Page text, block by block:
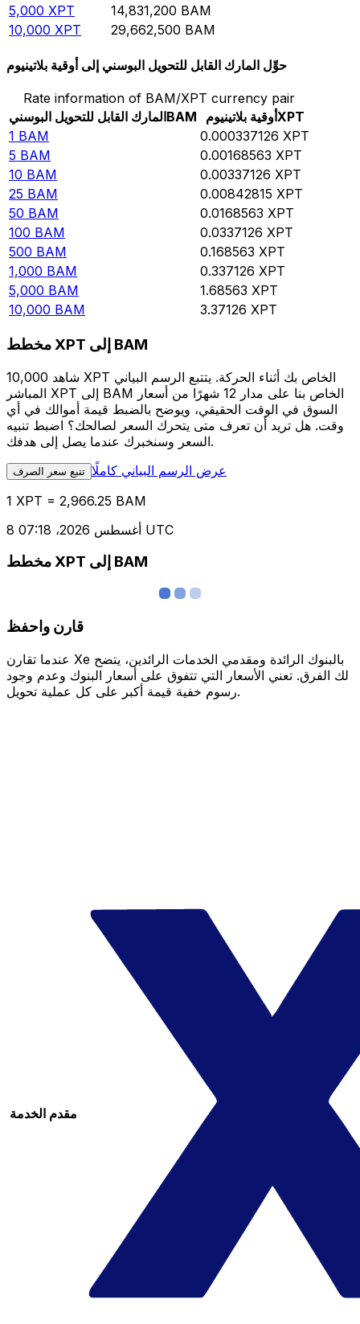
5,000 XPT 14,831,200 BAM
10,000 XPT 29,662,500 BAM
حوِّل المارك القابل للتحويل البوسني إلى أوقية بلاتينيوم
Rate information of BAM/XPT currency pair
المارك القابل للتحويل البوسنيBAM أوقية بلاتينيومXPT
1 BAM 0.000337126 XPT
5 BAM 0.00168563 XPT
10 BAM 0.00337126 XPT
25 BAM 0.00842815 XPT
50 BAM 0.0168563 XPT
100 BAM 0.0337126 XPT
500 BAM 0.168563 XPT
1,000 BAM 0.337126 XPT
5,000 BAM 1.68563 XPT
10,000 BAM 3.37126 XPT
مخطط XPT إلى BAM
شاهد 10,000 XPT الخاص بك أثناء الحركة. يتتبع الرسم البياني
المباشر XPT إلى BAM الخاص بنا على مدار 12 شهرًا من أسعار
السوق في الوقت الحقيقي، ويوضح بالضبط قيمة أموالك في أي
وقت. هل تريد أن تعرف متى يتحرك السعر لصالحك؟ اضبط تنبيه
السعر وسنخبرك عندما يصل إلى هدفك.
تتبع سعر الصرف عرض الرسم البياني كاملًا
1 XPT = 2,966.25 BAM
8 أغسطس 2026، 07:18 UTC
مخطط XPT إلى BAM
قارن واحفظ
عندما تقارن Xe بالبنوك الرائدة ومقدمي الخدمات الرائدين، يتضح
لك الفرق. تعني الأسعار التي تتفوق على أسعار البنوك وعدم وجود
رسوم خفية قيمة أكبر على كل عملية تحويل.
مقدم الخدمة